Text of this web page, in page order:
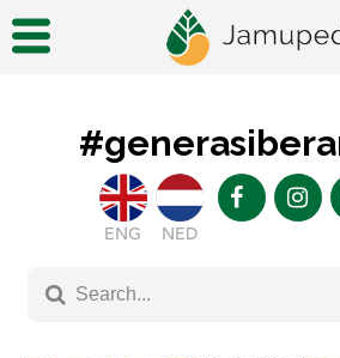
ENG NED